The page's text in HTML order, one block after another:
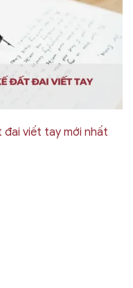
đai viết tay mới nhất